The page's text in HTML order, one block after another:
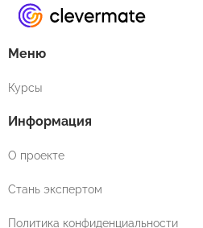
Меню
Курсы
Информация
О проекте
Стань экспертом
Политика конфиденциальности